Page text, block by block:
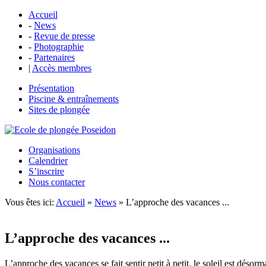
Accueil
- News
- Revue de presse
- Photographie
- Partenaires
| Accès membres
Présentation
Piscine & entraînements
Sites de plongée
Organisations
Calendrier
S’inscrire
Nous contacter
Vous êtes ici: Accueil » News » L’approche des vacances ...
L’approche des vacances ...
L’approche des vacances se fait sentir petit à petit, le soleil est